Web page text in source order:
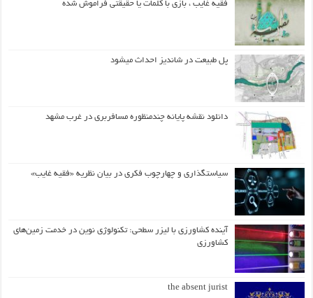
فقیه غایب ، بازی با کلمات یا حقیقتی فراموش شده
پل طبیعت در شاندیز احداث میشود
دانلود نقشه پایانه چندمنظوره مسافربری در غرب مشهد
سیاستگذاری و چهارچوب فکری در بیان نظریه «فقیه غایب»
آینده کشاورزی با لیزر سطحی: تکنولوژی نوین در خدمت زمین‌های
کشاورزی
the absent jurist